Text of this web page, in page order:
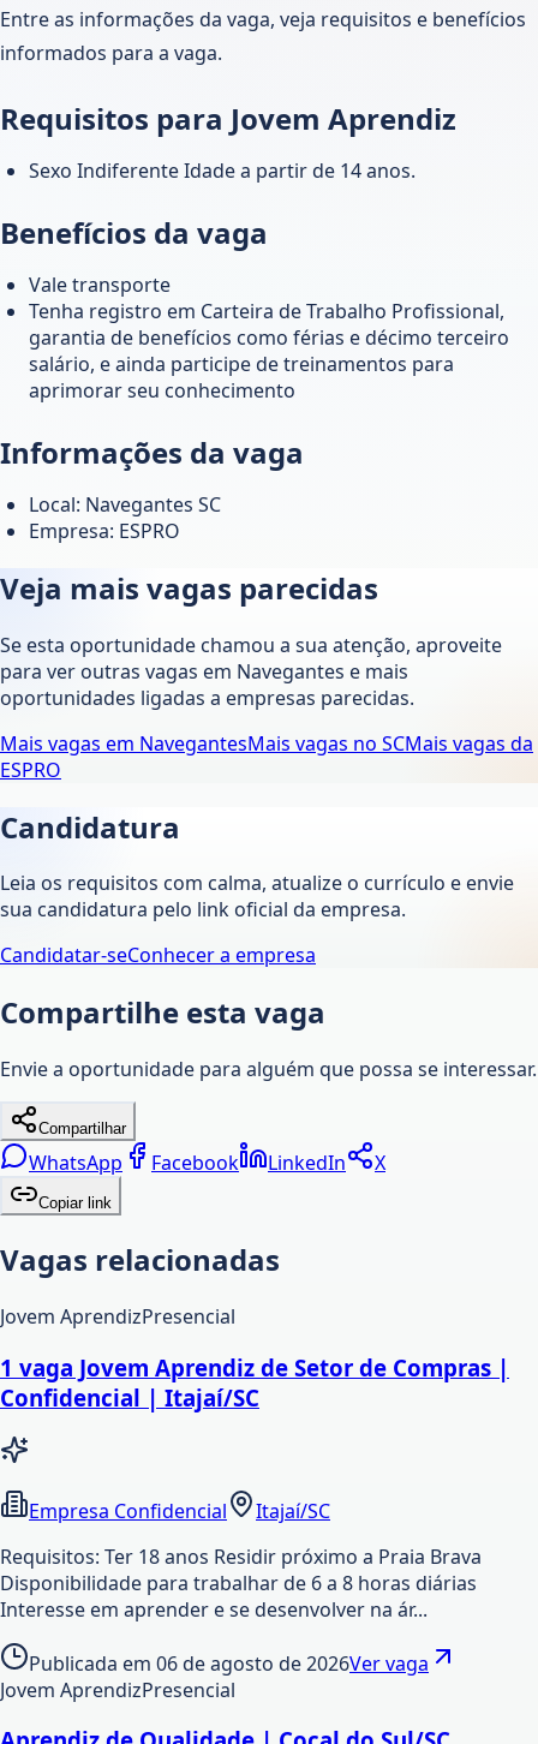
Entre as informações da vaga, veja requisitos e benefícios
informados para a vaga.
Requisitos para Jovem Aprendiz
Sexo Indiferente Idade a partir de 14 anos.
Benefícios da vaga
Vale transporte
Tenha registro em Carteira de Trabalho Profissional,
garantia de benefícios como férias e décimo terceiro
salário, e ainda participe de treinamentos para
aprimorar seu conhecimento
Informações da vaga
Local: Navegantes SC
Empresa: ESPRO
Veja mais vagas parecidas
Se esta oportunidade chamou a sua atenção, aproveite
para ver outras vagas em Navegantes e mais
oportunidades ligadas a empresas parecidas.
Mais vagas em NavegantesMais vagas no SCMais vagas da
ESPRO
Candidatura
Leia os requisitos com calma, atualize o currículo e envie
sua candidatura pelo link oficial da empresa.
Candidatar-seConhecer a empresa
Compartilhe esta vaga
Envie a oportunidade para alguém que possa se interessar.
Compartilhar
WhatsApp Facebook LinkedIn X
Copiar link
Vagas relacionadas
Jovem AprendizPresencial
1 vaga Jovem Aprendiz de Setor de Compras |
Confidencial | Itajaí/SC
Empresa Confidencial
Itajaí/SC
Requisitos: Ter 18 anos Residir próximo a Praia Brava
Disponibilidade para trabalhar de 6 a 8 horas diárias
Interesse em aprender e se desenvolver na ár...
Publicada em 06 de agosto de 2026Ver vaga
Jovem AprendizPresencial